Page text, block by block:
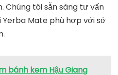
Chúng tôi sẵn sàng tư vấn
Mate phù hợp với sở
bánh kem Hậu Giang